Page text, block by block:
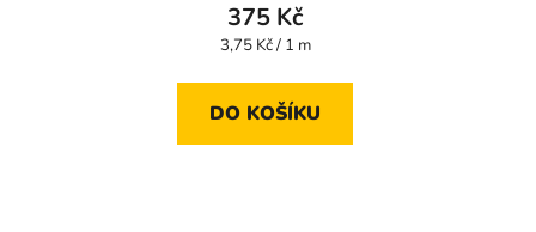
375 Kč
Měrná
3,75 Kč / 1 m
DO KOŠÍKU